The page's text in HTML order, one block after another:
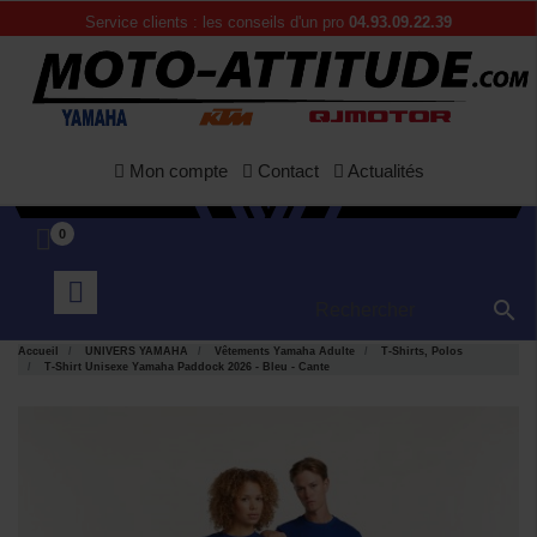
Service clients : les conseils d'un pro 04.93.09.22.39
Mon compte Contact Actualités
0

Accueil UNIVERS YAMAHA Vêtements Yamaha Adulte
T-Shirts, Polos
T-Shirt Unisexe Yamaha Paddock 2026 - Bleu - Cante